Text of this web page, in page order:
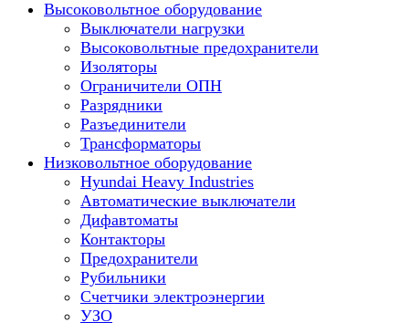
Высоковольтное оборудование
Выключатели нагрузки
Высоковольтные предохранители
Изоляторы
Ограничители ОПН
Разрядники
Разъединители
Трансформаторы
Низковольтное оборудование
Hyundai Heavy Industries
Автоматические выключатели
Дифавтоматы
Контакторы
Предохранители
Рубильники
Счетчики электроэнергии
УЗО